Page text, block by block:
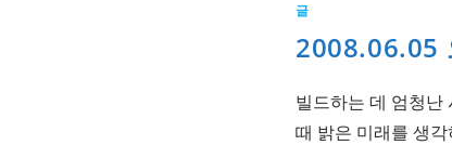
글
2008.06.05
빌드하는 데 엄청난
때 밝은 미래를 생